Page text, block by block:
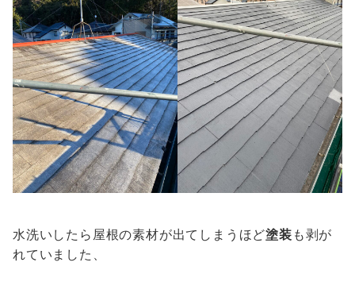
水洗いしたら屋根の素材が出てしまうほど塗装 も剥が
れていました、